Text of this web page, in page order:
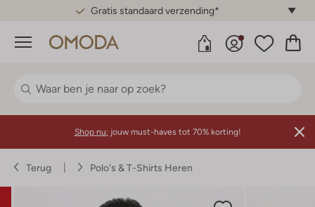
Gratis standaard verzending*
Menu
Shop nu: jouw must-haves tot 70% korting!
Terug Polo's & T-Shirts Heren